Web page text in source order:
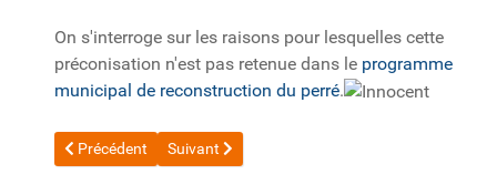
On s'interroge sur les raisons pour lesquelles cette
préconisation n'est pas retenue dans le programme
municipal de reconstruction du perré.
Article précédent : 20131112_VdN La commune aurait-elle
Précédent Article suivant : 2010 Notre désaccord avec la
Suivant